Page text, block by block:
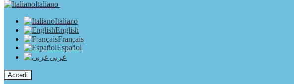
Italiano
Italiano
English
Français
Español
عربى
Accedi